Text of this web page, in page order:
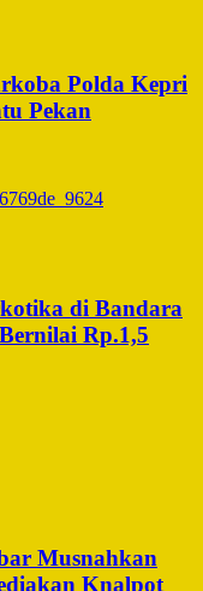
Polda Kepri
Pekan
di Bandara
Rp.1,5
Musnahkan
Knalpot